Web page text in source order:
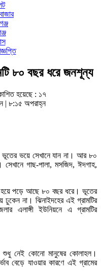
৮০ বছর ধরে জনশূন্য
হয়েছে : ১৭
| ৮:১৫ অপরাহ্ন
ভূতের ভয়ে সেখানে যান না। আর ৮০
গাছ-পালা, মসজিদ, ঈদগাহ,
হয়ে পড়ে আছে ৮০ বছর ধরে। ভূতের
ঢুকেন না। ঝিনাইদহের এই গ্রামটির
এলাঙ্গী ইউনিয়নে এ গ্রামটির
নেই কোনো মানুষের কোলাহল।
বেড়ে যাওয়ার কারণে এই গ্রামের